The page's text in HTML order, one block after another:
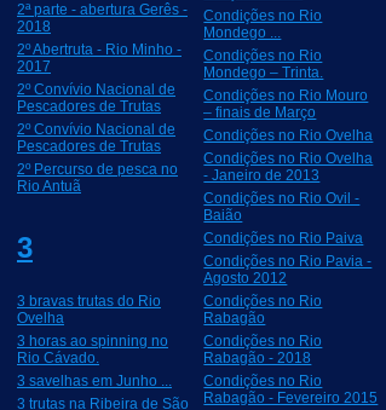
2ª parte - abertura Gerês -
2018
2º Abertruta - Rio Minho -
2017
2º Convívio Nacional de
Pescadores de Trutas
2º Convívio Nacional de
Pescadores de Trutas
2º Percurso de pesca no
Rio Antuã
3
3 bravas trutas do Rio
Ovelha
3 horas ao spinning no
Rio Cávado.
3 savelhas em Junho ...
3 trutas na Ribeira de São
Condições no Rio
Mondego ...
Condições no Rio
Mondego – Trinta.
Condições no Rio Mouro
– finais de Março
Condições no Rio Ovelha
Condições no Rio Ovelha
- Janeiro de 2013
Condições no Rio Ovil -
Baião
Condições no Rio Paiva
Condições no Rio Pavia -
Agosto 2012
Condições no Rio
Rabagão
Condições no Rio
Rabagão - 2018
Condições no Rio
Rabagão - Fevereiro 2015